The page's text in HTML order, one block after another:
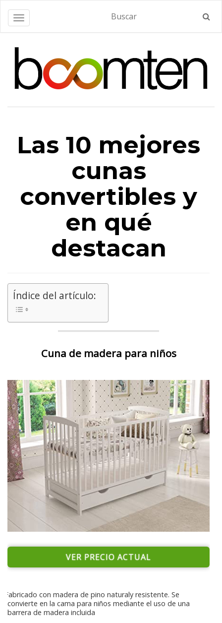
Alternar navegación
Las 10 mejores
cunas
convertibles y
en qué
destacan
Índice del artículo:
Cuna de madera para niños
VER PRECIO ACTUAL
Fabricado con madera de pino naturaly resistente. Se
convierte en la cama para niños mediante el uso de una
barrera de madera incluida